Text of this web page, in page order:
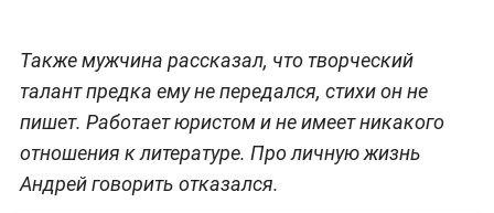
Также мужчина рассказал, что творческий
талант предка ему не передался, стихи он не
пишет. Работает юристом и не имеет никакого
отношения к литературе. Про личную жизнь
Андрей говорить отказался.